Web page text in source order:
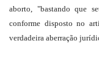
aborto, "bastando que
conforme disposto no
verdadeira aberração